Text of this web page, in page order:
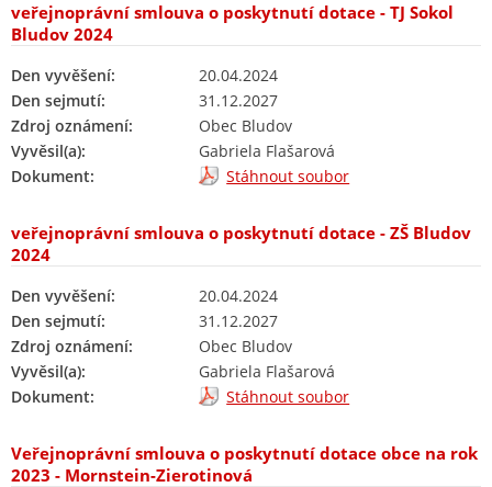
veřejnoprávní smlouva o poskytnutí dotace - TJ Sokol
Bludov 2024
Den vyvěšení:
20.04.2024
Den sejmutí:
31.12.2027
Zdroj oznámení:
Obec Bludov
Vyvěsil(a):
Gabriela Flašarová
Dokument:
Stáhnout soubor
veřejnoprávní smlouva o poskytnutí dotace - ZŠ Bludov
2024
Den vyvěšení:
20.04.2024
Den sejmutí:
31.12.2027
Zdroj oznámení:
Obec Bludov
Vyvěsil(a):
Gabriela Flašarová
Dokument:
Stáhnout soubor
Veřejnoprávní smlouva o poskytnutí dotace obce na rok
2023 - Mornstein-Zierotinová